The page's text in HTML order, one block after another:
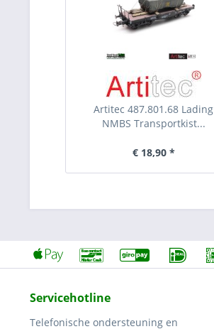
Artitec 487.801.68 Lading
NMBS Transportkist...
€ 18,90 *
Servicehotline
Telefonische ondersteuning en